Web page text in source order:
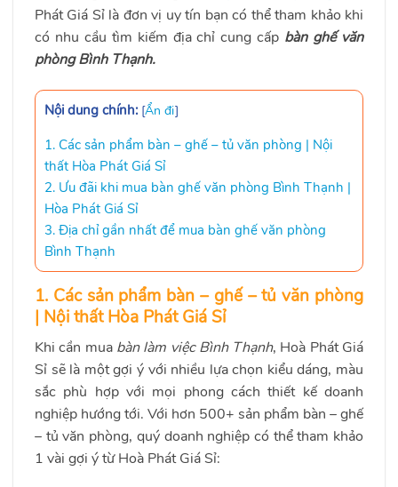
Phát Giá Sỉ là đơn vị uy tín bạn có thể tham khảo khi
có nhu cầu tìm kiếm địa chỉ cung cấp bàn ghế văn
phòng Bình Thạnh.
Nội dung chính: [Ẩn đi]
1. Các sản phẩm bàn – ghế – tủ văn phòng | Nội
thất Hòa Phát Giá Sỉ
2. Ưu đãi khi mua bàn ghế văn phòng Bình Thạnh |
Hòa Phát Giá Sỉ
3. Địa chỉ gần nhất để mua bàn ghế văn phòng
Bình Thạnh
1. Các sản phẩm bàn – ghế – tủ văn phòng
| Nội thất Hòa Phát Giá Sỉ
Khi cần muabàn làm việc Bình Thạnh, Hoà Phát Giá
Sỉ sẽ là một gợi ý với nhiều lựa chọn kiểu dáng, màu
sắc phù hợp với mọi phong cách thiết kế doanh
nghiệp hướng tới. Với hơn 500+ sản phẩm bàn – ghế
– tủ văn phòng, quý doanh nghiệp có thể tham khảo
1 vài gợi ý từ Hoà Phát Giá Sỉ: